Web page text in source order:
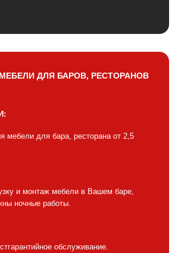
ДЛЯ БАРОВ, РЕСТОРАНОВ
мебели для бара, ресторана от 2,5
и монтаж мебели в Вашем баре,
ночные работы.
обслуживание.